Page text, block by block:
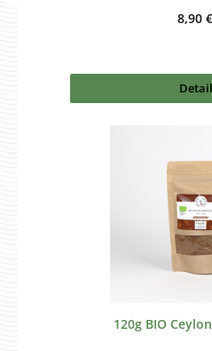
8,90
120g BIO